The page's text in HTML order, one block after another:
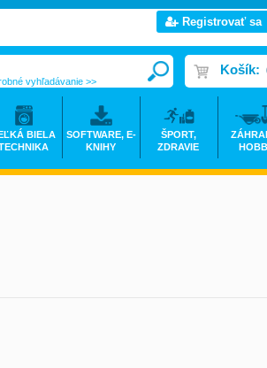
Registrovať sa
Košík:
vyhľadávanie >>
BIELA
SOFTWARE, E-
KNIHY
ŠPORT,
ZDRAVIE